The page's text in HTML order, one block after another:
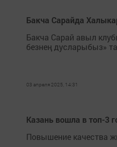
Бакча Сарайда
Бакча Сарай авыл
безнең дусларыбыз»
03 апреля 2025, 14:31
Казань вошла в топ-3
Повышение качества